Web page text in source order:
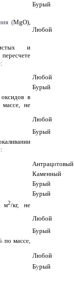
Бурый
(MgO),
Любой
и
Любой
Бурый
в
не
Любой
Бурый
Антрацитовый
Каменный
Бурый
Бурый
м2/кг, не
Любой
Бурый
по массе,
Любой
Бурый